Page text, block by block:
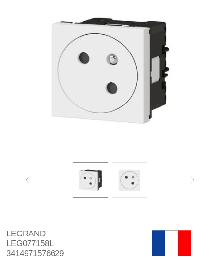
LEGRAND
LEG077158L
3414971576629